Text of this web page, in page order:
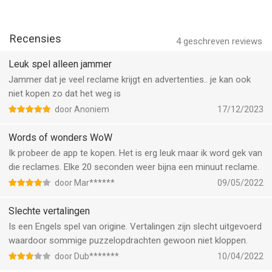
overeenkomen met de duizenden woorden die zijn gekozen uit
je aanbiedt, zijn nieuw voor je, en hoeveel daarvan ken je al
goed als een kruiswoordpuzzelmeester? Laat jouw
concurrentie met het woordenboek beginnen!
woorden verborgen op het bord. Laat je niet misleiden door de
extra letters en gebruik hints om de grootste uitdagingen te
overwinnen.
Jouw rijke woordenschat zal je helpen op je reis om de
natuurlijke, historische en architectonische schoonheid van de
wereld te ontdekken. Elk monument is uniek, en je zult
4geschreven reviews
Recensies
Leuk spel alleen jammer
Jammer dat je veel reclame krijgt en advertenties.. je kan ook
niet kopen zo dat het weg is
door Anoniem 17/12/2023
Words of wonders WoW
Ik probeer de app te kopen. Het is erg leuk maar ik word gek van
die reclames. Elke 20 seconden weer bijna een minuut reclame.
door Mar****** 09/05/2022
Slechte vertalingen
Is een Engels spel van origine. Vertalingen zijn slecht uitgevoerd
waardoor sommige puzzelopdrachten gewoon niet kloppen.
door Dub******* 10/04/2022